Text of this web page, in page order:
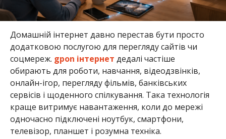
Домашній інтернет давно перестав бути просто
додатковою послугою для перегляду сайтів чи
соцмереж. gpon інтернет дедалі частіше
обирають для роботи, навчання, відеодзвінків,
онлайн-ігор, перегляду фільмів, банківських
сервісів і щоденного спілкування. Така технологія
краще витримує навантаження, коли до мережі
одночасно підключені ноутбук, смартфони,
телевізор, планшет і розумна техніка.